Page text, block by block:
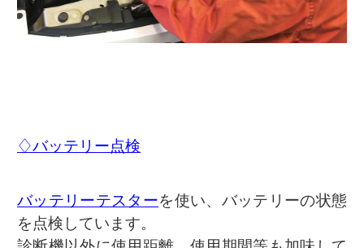
♢バッテリー点検
バッテリーテスターを使い、バッテリーの状態
を点検しています。